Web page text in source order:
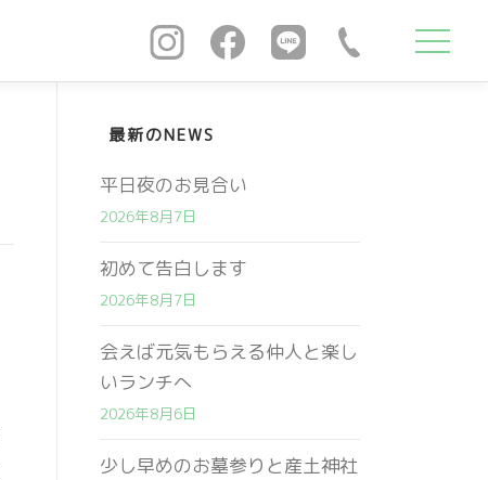
最新のNEWS
平日夜のお見合い
2026年8月7日
初めて告白します
2026年8月7日
会えば元気もらえる仲人と楽し
いランチへ
2026年8月6日
少し早めのお墓参りと産土神社